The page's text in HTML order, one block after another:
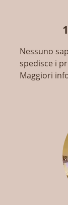
Nessuno
spedisce i
Maggiori